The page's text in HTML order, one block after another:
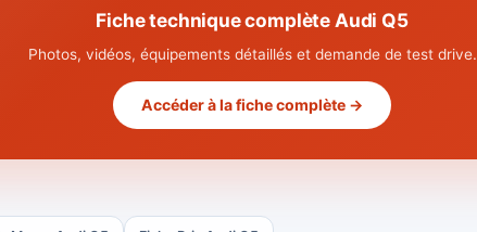
Fiche technique complète Audi Q5
Photos, vidéos, équipements détaillés et demande de test drive.
Accéder à la fiche complète →